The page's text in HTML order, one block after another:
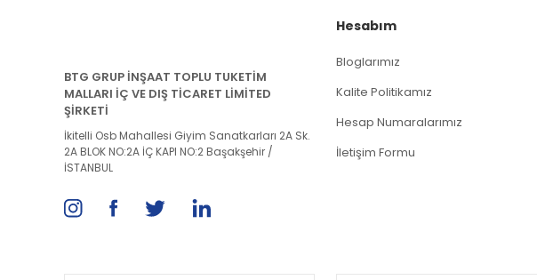
BTG GRUP İNŞAAT TOPLU TUKETİM
MALLARI İÇ VE DIŞ TİCARET LİMİTED
ŞİRKETİ
İkitelli Osb Mahallesi Giyim Sanatkarları 2A Sk.
2A BLOK NO:2A İÇ KAPI NO:2 Başakşehir /
İSTANBUL
Hesabım
Bloglarımız
Kalite Politikamız
Hesap Numaralarımız
İletişim Formu